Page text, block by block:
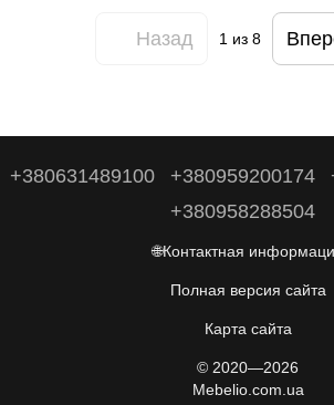
Назад 1из 8
+380631489100 +380959200174
+380958288504
🌐Контактная
Полная версия сайта
Карта сайта
© 2020—2026
Mebelio.com.ua